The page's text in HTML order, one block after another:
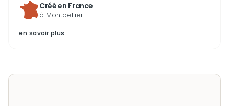
Créé en France
à Montpellier
en savoir plus